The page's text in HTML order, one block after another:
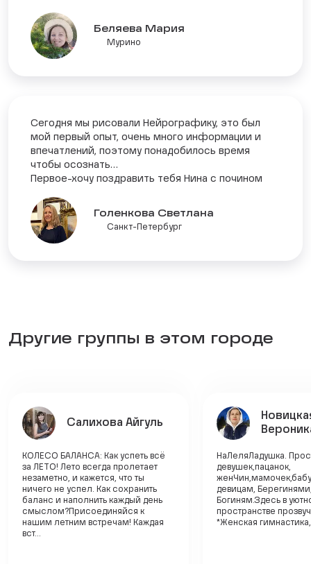
Беляева Мария
Мурино
Сегодня мы рисовали Нейрографику, это был
мой первый опыт, очень много информации и
впечатлений, поэтому понадобилось время
чтобы осознать…
Первое-хочу поздравить тебя Нина с почином
Голенкова Светлана
Санкт-Петербург
Другие группы в этом городе
Салихова Айгуль
КОЛЕСО БАЛАНСА: Как успеть всё
за ЛЕТО! Лето всегда пролетает
незаметно, и кажется, что ты
ничего не успел. Как сохранить
баланс и наполнить каждый день
смыслом?Присоединяйся к
нашим летним встречам! Каждая
вст...
НаЛеляЛадушка.
девушек,пацанок,
девицам,
Богиням.Здесь в
пространстве
*Женская